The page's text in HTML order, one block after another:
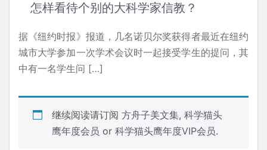
怎样看待个别的大科学家信教？
据《纽约时报》报道，几名诺贝尔奖获得者最近在纽约
城市大学参加一次学术会议时一起接受学生的提问，其
中有一名学生问 […]
继续阅读请订阅 方舟子美文集, 科学猫头
鹰年度会员 or 科学猫头鹰年度VIP会员.